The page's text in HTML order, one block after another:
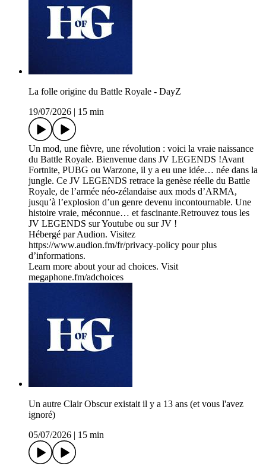
La folle origine du Battle Royale - DayZ
19/07/2026
15 min
Un mod, une fièvre, une révolution : voici la vraie naissance
du Battle Royale. Bienvenue dans JV LEGENDS !Avant
Fortnite, PUBG ou Warzone, il y a eu une idée… née dans la
jungle. Ce JV LEGENDS retrace la genèse réelle du Battle
Royale, de l’armée néo-zélandaise aux mods d’ARMA,
jusqu’à l’explosion d’un genre devenu incontournable. Une
histoire vraie, méconnue… et fascinante.Retrouvez tous les
JV LEGENDS sur Youtube ou sur JV !
Hébergé par Audion. Visitez
https://www.audion.fm/fr/privacy-policy pour plus
d’informations.
Learn more about your ad choices. Visit
megaphone.fm/adchoices
Un autre Clair Obscur existait il y a 13 ans (et vous l'avez
ignoré)
05/07/2026
15 min